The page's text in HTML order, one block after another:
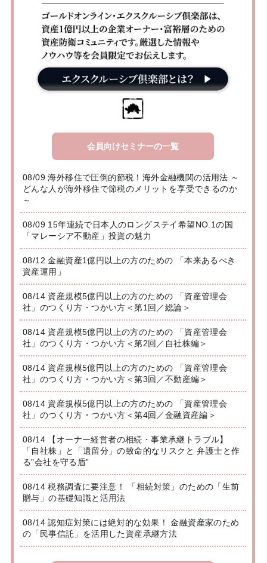
会員向けセミナーの一覧
08/09 海外移住で圧倒的節税！海外金融機関の活用法 ～
どんな人が海外移住で節税のメリットを享受できるのか
～
08/09 15年連続で日本人のロングステイ希望NO.1の国
「マレーシア不動産」投資の魅力
08/12 金融資産1億円以上の方のための 「本来あるべき
資産運用」
08/14 資産規模5億円以上の方のための 「資産管理会
社」のつくり方・つかい方＜第1回／総論＞
08/14 資産規模5億円以上の方のための 「資産管理会
社」のつくり方・つかい方＜第2回／自社株編＞
08/14 資産規模5億円以上の方のための 「資産管理会
社」のつくり方・つかい方＜第3回／不動産編＞
08/14 資産規模5億円以上の方のための 「資産管理会
社」のつくり方・つかい方＜第4回／金融資産編＞
08/14 【オーナー経営者の相続・事業承継トラブル】
「自社株」と「遺留分」の致命的なリスクと 弁護士と作
る”会社を守る盾”
08/14 税務調査に要注意！ 「相続対策」のための「生前
贈与」の基礎知識と活用法
08/14 認知症対策には絶対的な効果！ 金融資産家のため
の「民事信託」を活用した資産承継方法